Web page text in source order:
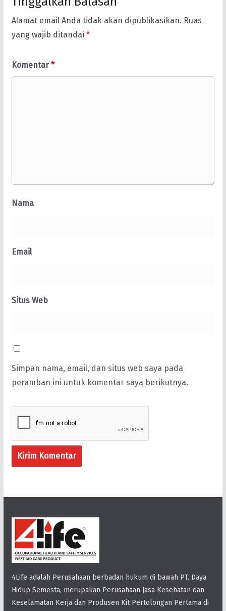
Alamat email Anda tidak akan dipublikasikan. Ruas
yang wajib ditandai *
Komentar*
Nama
Email
Situs Web
Simpan nama, email, dan situs web saya pada
peramban ini untuk komentar saya berikutnya.
4Life adalah Perusahaan berbadan hukum di bawah PT. Daya
Hidup Semesta, merupakan Perusahaan Jasa Kesehatan dan
Keselamatan Kerja dan Produsen Kit Pertolongan Pertama di